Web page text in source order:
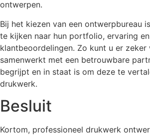
ontwerpen.
Bij het kiezen van een ontwerpbureau
te kijken naar hun portfolio, ervaring en
klantbeoordelingen. Zo kunt u er zeker
samenwerkt met een betrouwbare
begrijpt en in staat is om deze te
drukwerk.
Besluit
Kortom, professioneel drukwerk